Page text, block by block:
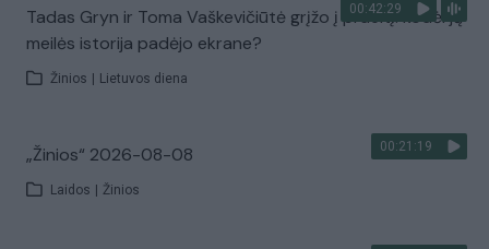
00:42:29
Tadas Gryn ir Toma Vaškevičiūtė grįžo į praeitį: kodėl jų
meilės istorija padėjo ekrane?
Žinios Lietuvos diena
00:21:19
„Žinios“ 2026-08-08
Laidos Žinios